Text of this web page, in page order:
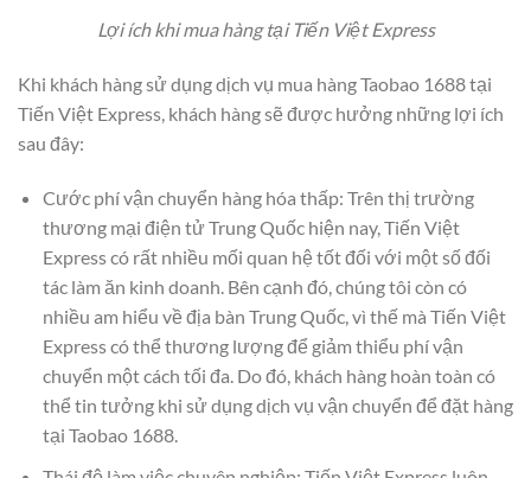
Lợi ích khi mua hàng tại Tiến Việt Express
Khi khách hàng sử dụng dịch vụ mua hàng Taobao 1688 tại
Tiến Việt Express, khách hàng sẽ được hưởng những lợi ích
sau đây:
Cước phí vận chuyển hàng hóa thấp: Trên thị trường
thương mại điện tử Trung Quốc hiện nay, Tiến Việt
Express có rất nhiều mối quan hệ tốt đối với một số đối
tác làm ăn kinh doanh. Bên cạnh đó, chúng tôi còn có
nhiều am hiểu về địa bàn Trung Quốc, vì thế mà Tiến Việt
Express có thể thương lượng để giảm thiểu phí vận
chuyển một cách tối đa. Do đó, khách hàng hoàn toàn có
thể tin tưởng khi sử dụng dịch vụ vận chuyển để đặt hàng
tại Taobao 1688.